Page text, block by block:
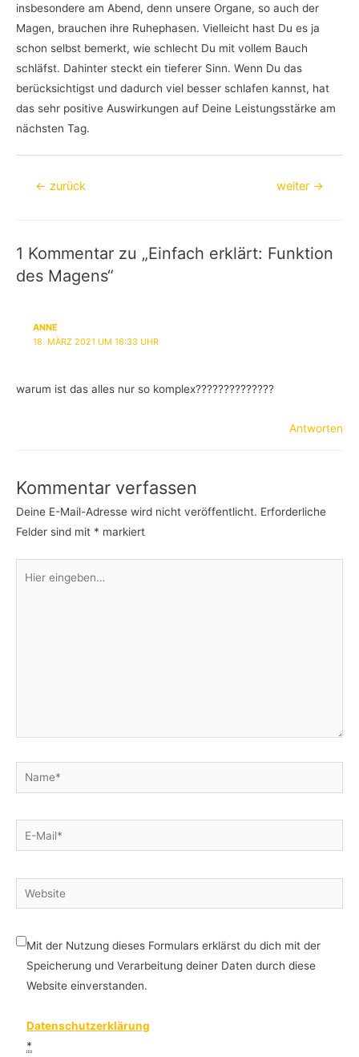
insbesondere am Abend, denn unsere Organe, so auch der
Magen, brauchen ihre Ruhephasen. Vielleicht hast Du es ja
schon selbst bemerkt, wie schlecht Du mit vollem Bauch
schläfst. Dahinter steckt ein tieferer Sinn. Wenn Du das
berücksichtigst und dadurch viel besser schlafen kannst, hat
das sehr positive Auswirkungen auf Deine Leistungsstärke am
nächsten Tag.
Beitragsnavigation
← zurück weiter →
1 Kommentar zu „Einfach erklärt: Funktion
des Magens“
ANNE
18. MÄRZ 2021 UM 16:33 UHR
warum ist das alles nur so komplex??????????????
Antworten
Kommentar verfassen
Deine E-Mail-Adresse wird nicht veröffentlicht. Erforderliche
Felder sind mit * markiert
eingeben…
Name*
E-
Mail*
Website
Mit der Nutzung dieses Formulars erklärst du dich mit der
Speicherung und Verarbeitung deiner Daten durch diese
Website einverstanden.
Datenschutzerklärung
*